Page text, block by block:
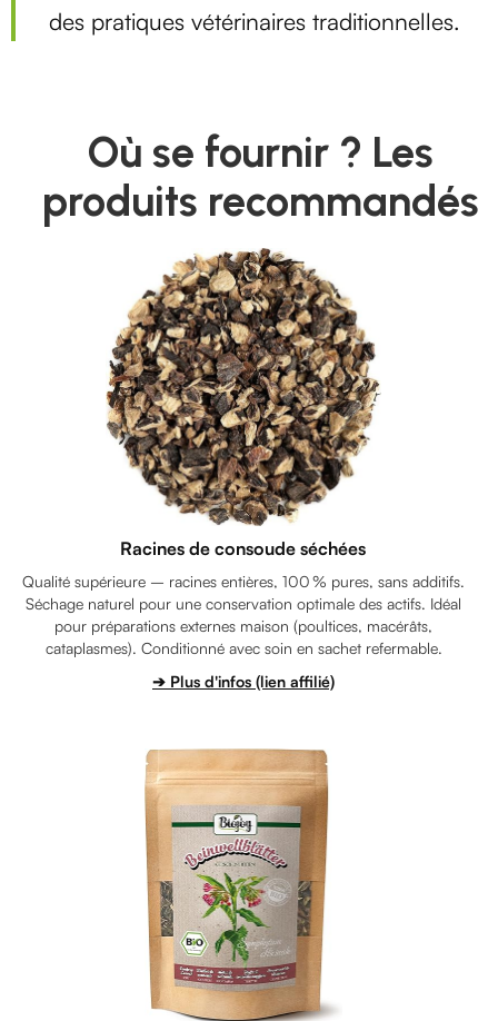
des pratiques vétérinaires traditionnelles.
Où se fournir ? Les
produits recommandés
Racines de consoude séchées
Qualité supérieure – racines entières, 100 % pures, sans additifs.
Séchage naturel pour une conservation optimale des actifs. Idéal
pour préparations externes maison (poultices, macérâts,
cataplasmes). Conditionné avec soin en sachet refermable.
➔ Plus d'infos (lien affilié)